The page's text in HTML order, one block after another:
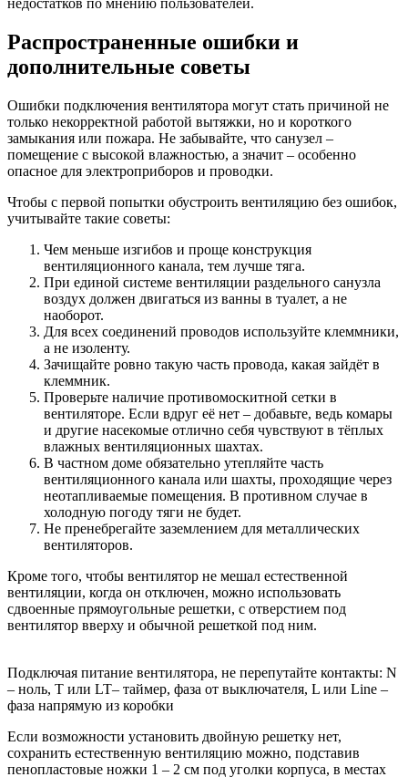
Распространенные ошибки и
дополнительные советы
Ошибки подключения вентилятора могут стать причиной не
только некорректной работой вытяжки, но и короткого
замыкания или пожара. Не забывайте, что санузел –
помещение с высокой влажностью, а значит – особенно
опасное для электроприборов и проводки.
Чтобы с первой попытки обустроить вентиляцию без ошибок,
учитывайте такие советы:
Чем меньше изгибов и проще конструкция
вентиляционного канала, тем лучше тяга.
При единой системе вентиляции раздельного санузла
воздух должен двигаться из ванны в туалет, а не
наоборот.
Для всех соединений проводов используйте клеммники,
а не изоленту.
Зачищайте ровно такую часть провода, какая зайдёт в
клеммник.
Проверьте наличие противомоскитной сетки в
вентиляторе. Если вдруг её нет – добавьте, ведь комары
и другие насекомые отлично себя чувствуют в тёплых
влажных вентиляционных шахтах.
В частном доме обязательно утепляйте часть
вентиляционного канала или шахты, проходящие через
неотапливаемые помещения. В противном случае в
холодную погоду тяги не будет.
Не пренебрегайте заземлением для металлических
вентиляторов.
Кроме того, чтобы вентилятор не мешал естественной
вентиляции, когда он отключен, можно использовать
сдвоенные прямоугольные решетки, с отверстием под
вентилятор вверху и обычной решеткой под ним.
Подключая питание вентилятора, не перепутайте контакты: N
– ноль, T или LT– таймер, фаза от выключателя, L или Line –
фаза напрямую из коробки
Если возможности установить двойную решетку нет,
сохранить естественную вентиляцию можно, подставив
пенопластовые ножки 1 – 2 см под уголки корпуса, в местах